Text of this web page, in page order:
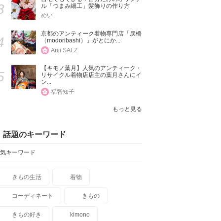
ル「つまみ細工」髪飾りの作り方
めい
京都のアンティーク着物専門店「戻橋
（modoribashi）」がとにか...
Anji SALZ
【キモノ葉月】人気のアンティーク・
リサイクル着物店店主の葉月さんにイ
ン...
福智知子
もっと見る
話題のキーワード
キーワード
きもの生活 着物
コーディネート きもの
きもの好き kimono